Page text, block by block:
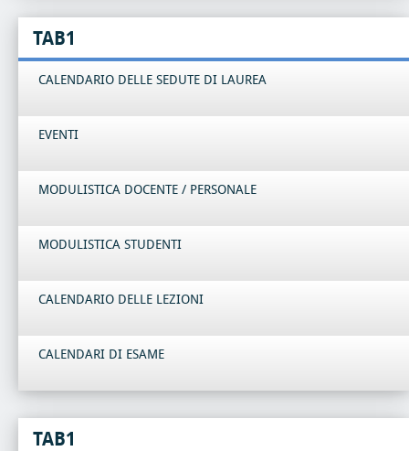
TAB1
CALENDARIO DELLE SEDUTE DI LAUREA
EVENTI
MODULISTICA DOCENTE / PERSONALE
MODULISTICA STUDENTI
CALENDARIO DELLE LEZIONI
CALENDARI DI ESAME
TAB1